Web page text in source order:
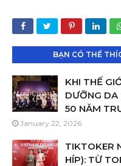
BẠN CÓ THỂ
KHI THẾ
DƯỠNG
50 NĂM
January 22, 2026
TIKTOKER
HÍP): TỪ